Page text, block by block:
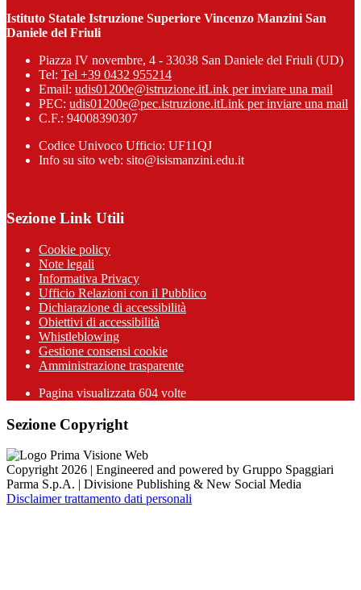
Istituto Statale Istruzione Superiore Vincenzo Manzini San
Daniele del Friuli
Piazza IV novembre, 4 - 33038 San Daniele del Friuli (UD)
Tel: Tel +39 0432 955214
Email: udis01200e@istruzione.itLink per inviare una mail
PEC: udis01200e@pec.istruzione.itLink per inviare una mail
C.F.: 94008390307
Codice Univoco Ufficio: UF11QJ
Info su sito web: sito@isismanzini.edu.it
Sezione Link Utili
Cookie policy
Note legali
Informativa Privacy
Ufficio Relazioni con il Pubblico
Dichiarazione di accessibilità
Obiettivi di accessibilità
Whistleblowing
Gestione consensi cookie
Amministrazione trasparente
Pagina visualizzata 604 volte
Sezione Copyright
Copyright 2026 | Engineered and powered by Gruppo Spaggiari
Parma S.p.A. | Divisione Publishing & New Social Media
Disclaimer trattamento dati personali